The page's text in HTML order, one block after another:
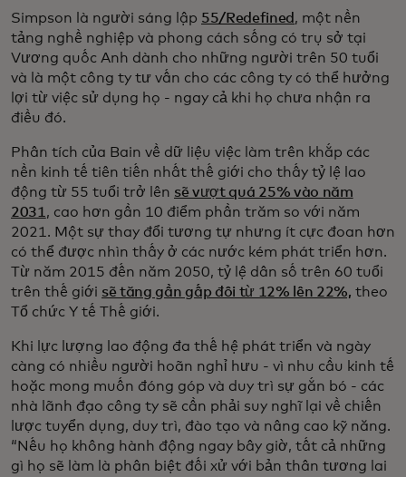
Simpson là người sáng lập 55/Redefined , một nền
tảng nghề nghiệp và phong cách sống có trụ sở tại
Vương quốc Anh dành cho những người trên 50 tuổi
và là một công ty tư vấn cho các công ty có thể hưởng
lợi từ việc sử dụng họ - ngay cả khi họ chưa nhận ra
điều đó.
Phân tích của Bain về dữ liệu việc làm trên khắp các
nền kinh tế tiên tiến nhất thế giới cho thấy tỷ lệ lao
động từ 55 tuổi trở lên sẽ vượt quá 25% vào năm
2031 , cao hơn gần 10 điểm phần trăm so với năm
2021. Một sự thay đổi tương tự nhưng ít cực đoan hơn
có thể được nhìn thấy ở các nước kém phát triển hơn.
Từ năm 2015 đến năm 2050, tỷ lệ dân số trên 60 tuổi
trên thế giới sẽ tăng gần gấp đôi từ 12% lên 22%, theo
Tổ chức Y tế Thế giới.
Khi lực lượng lao động đa thế hệ phát triển và ngày
càng có nhiều người hoãn nghỉ hưu - vì nhu cầu kinh tế
hoặc mong muốn đóng góp và duy trì sự gắn bó - các
nhà lãnh đạo công ty sẽ cần phải suy nghĩ lại về chiến
lược tuyển dụng, duy trì, đào tạo và nâng cao kỹ năng.
“Nếu họ không hành động ngay bây giờ, tất cả những
gì họ sẽ làm là phân biệt đối xử với bản thân tương lai